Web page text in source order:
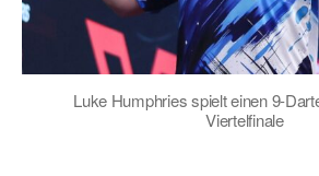
Luke Humphries spielt einen 9-
Viertelfinale